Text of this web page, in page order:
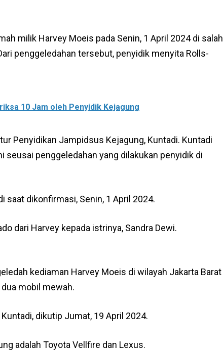
milik Harvey Moeis pada Senin, 1 April 2024 di salah
penggeledahan tersebut, penyidik menyita Rolls-
10 Jam oleh Penyidik Kejagung
Penyidikan Jampidsus Kejagung, Kuntadi. Kuntadi
penggeledahan yang dilakukan penyidik di
saat dikonfirmasi, Senin, 1 April 2024.
dari Harvey kepada istrinya, Sandra Dewi.
kediaman Harvey Moeis di wilayah Jakarta Barat
mobil mewah.
dikutip Jumat, 19 April 2024.
adalah Toyota Vellfire dan Lexus.